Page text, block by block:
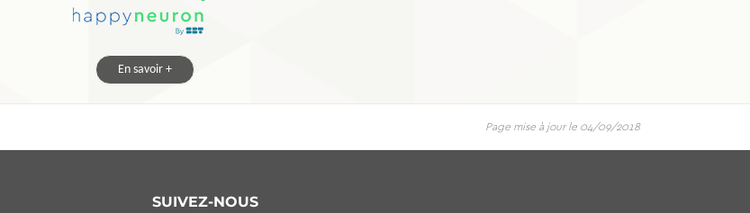
En savoir +
Page mise à jour le 04/09/2018
SUIVEZ-NOUS